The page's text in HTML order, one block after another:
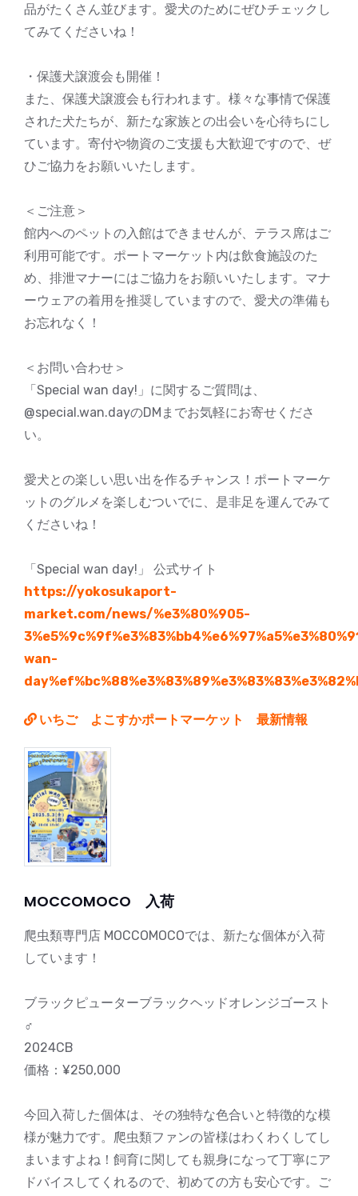
品がたくさん並びます。愛犬のためにぜひチェックし
てみてくださいね！
・保護犬譲渡会も開催！
また、保護犬譲渡会も行われます。様々な事情で保護
された犬たちが、新たな家族との出会いを心待ちにし
ています。寄付や物資のご支援も大歓迎ですので、ぜ
ひご協力をお願いいたします。
＜ご注意＞
館内へのペットの入館はできませんが、テラス席はご
利用可能です。ポートマーケット内は飲食施設のた
め、排泄マナーにはご協力をお願いいたします。マナ
ーウェアの着用を推奨していますので、愛犬の準備も
お忘れなく！
＜お問い合わせ＞
「Special wan day!」に関するご質問は、
@special.wan.dayのDMまでお気軽にお寄せくださ
い。
愛犬との楽しい思い出を作るチャンス！ポートマーケ
ットのグルメを楽しむついでに、是非足を運んでみて
くださいね！
「Special wan day!」 公式サイト
https://yokosukaport-
market.com/news/%e3%80%905-
wan-
いちご よこすかポートマーケット 最新情報
MOCCOMOCO 入荷
爬虫類専門店 MOCCOMOCOでは、新たな個体が入荷
しています！
ブラックピューターブラックヘッドオレンジゴースト
♂
2024CB
価格：¥250,000
今回入荷した個体は、その独特な色合いと特徴的な模
様が魅力です。爬虫類ファンの皆様はわくわくしてし
まいますよね！飼育に関しても親身になって丁寧にア
ドバイスしてくれるので、初めての方も安心です。ご